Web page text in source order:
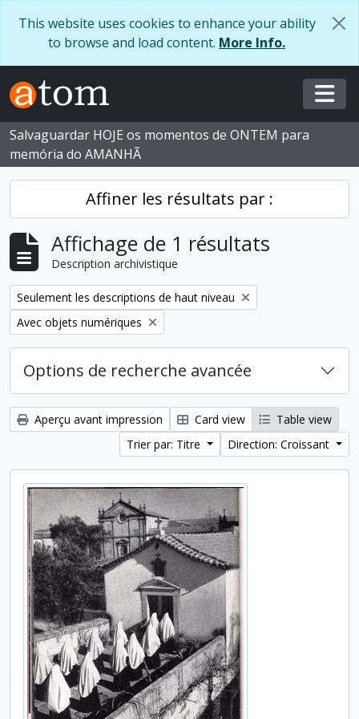
This website uses cookies to enhance your ability
to browse and load content. More Info.
Salvaguardar HOJE os momentos de ONTEM para
memória do AMANHÃ
Affiner les résultats par :
Affichage de 1 résultats
Description archivistique
Remove filter:
Seulement les descriptions de haut niveau
Remove filter:
Avec objets numériques
Options de recherche avancée
Aperçu avant impression Card view
Table view
Trier par: Titre
Direction: Croissant